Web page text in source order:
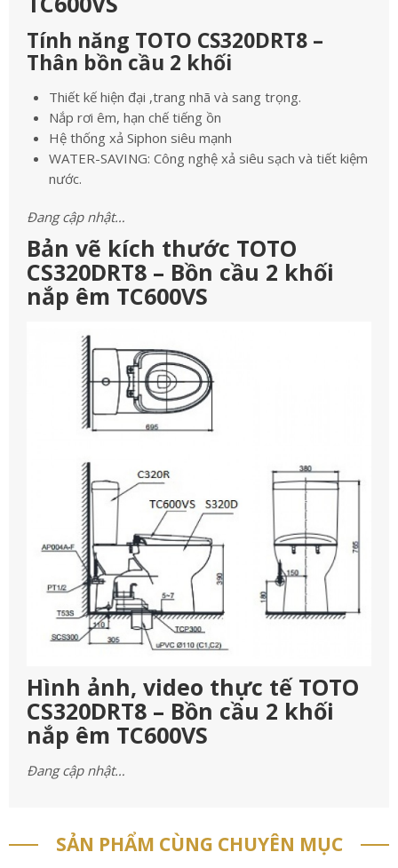
Tính năng TOTO CS320DRT8 –
Thân bồn cầu 2 khối
Thiết kế hiện đại ,trang nhã và sang trọng.
Nắp rơi êm, hạn chế tiếng ồn
Hệ thống xả Siphon siêu mạnh
WATER-SAVING: Công nghệ xả siêu sạch và tiết kiệm
nước.
Đang cập nhật…
Bản vẽ kích thước TOTO
CS320DRT8 – Bồn cầu 2 khối
nắp êm TC600VS
Hình ảnh, video thực tế TOTO
CS320DRT8 – Bồn cầu 2 khối
nắp êm TC600VS
Đang cập nhật…
SẢN PHẨM CÙNG CHUYÊN MỤC